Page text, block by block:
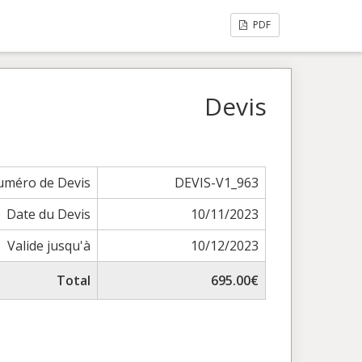
PDF
Devis
de Devis
DEVIS-V1_963
Date du Devis
10/11/2023
Valide jusqu'à
10/12/2023
Total
695.00€